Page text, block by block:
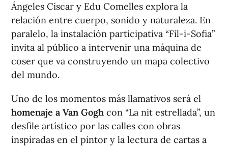
Ángeles Císcar y Edu Comelles explora la
relación entre cuerpo, sonido y naturaleza. En
paralelo, la instalación participativa “Fil-i-Sofia”
invita al público a intervenir una máquina de
coser que va construyendo un mapa colectivo
del mundo.
Uno de los momentos más llamativos será el
homenaje a Van Gogh con “La nit estrellada”, un
desfile artístico por las calles con obras
inspiradas en el pintor y la lectura de cartas a